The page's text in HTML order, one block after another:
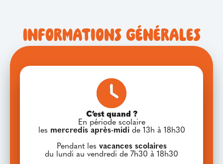
Informations générales
C’est quand ?
En période scolaire
les mercredis après-midide 13h à 18h30
Pendant les vacances scolaires
du lundi au vendredi de 7h30 à 18h30